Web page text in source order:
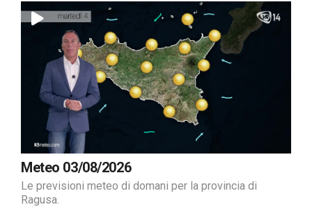
Meteo 03/08/2026
Le previsioni meteo di domani per la provincia di
Ragusa.